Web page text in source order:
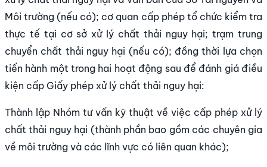
Môi trường (nếu có); cơ quan cấp phép tổ chức kiểm tra
thực tế tại cơ sở xử lý chất thải nguy hại; trạm trung
chuyển chất thải nguy hại (nếu có); đồng thời lựa chọn
tiến hành một trong hai hoạt động sau để đánh giá điều
kiện cấp Giấy phép xử lý chất thải nguy hại:
Thành lập Nhóm tư vấn kỹ thuật về việc cấp phép xử lý
chất thải nguy hại (thành phần bao gồm các chuyên gia
về môi trường và các lĩnh vực có liên quan khác);